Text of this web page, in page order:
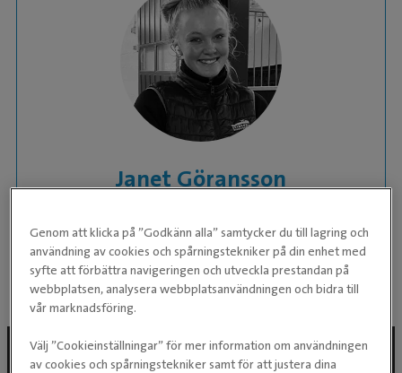
Janet Göransson
KLINIK:Evidensia Specialisthästsjukhuset
Helsingborg
Genom att klicka på ”Godkänn alla” samtycker du till lagring och
användning av cookies och spårningstekniker på din enhet med
syfte att förbättra navigeringen och utveckla prestandan på
webbplatsen, analysera webbplatsanvändningen och bidra till
vår marknadsföring.
Välj ”Cookieinställningar” för mer information om användningen
av cookies och spårningstekniker samt för att justera dina